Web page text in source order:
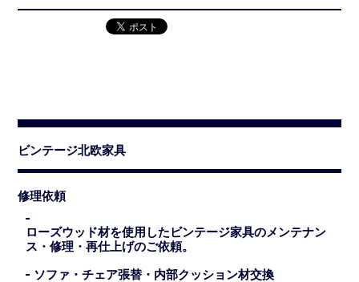
ビンテージ北欧家具
修理依頼
ローズウッド材を使用したビンテージ家具のメンテナン
ス・修理・再仕上げのご依頼。
ソファ・チェア張替・内部クッション材交換